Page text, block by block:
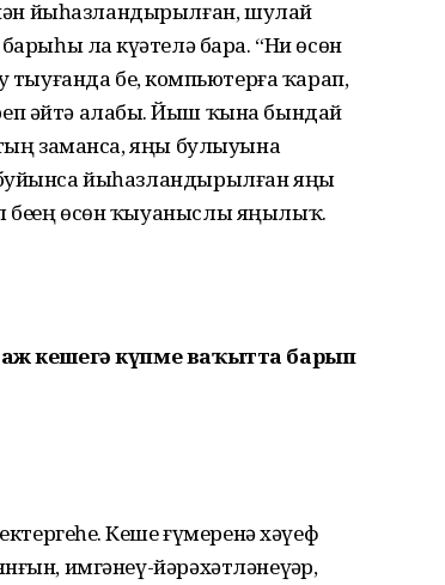
йыһазландырылған, шулай
ла күҙәтелә бара. “Ни өсөн
тыуғанда беҙ, компьютерға ҡарап,
әйтә алабыҙ. Йыш ҡына бындай
заманса, яңы булыуына
йыһазландырылған яңы
өсөн ҡыуаныслы яңылыҡ.
кешегә күпме ваҡытта барып
Кеше ғүмеренә хәүеф
имгәнеү-йәрәхәтләнеүҙәр,